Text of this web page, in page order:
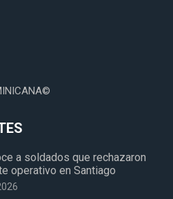
a soldados que rechazaron
operativo en Santiago